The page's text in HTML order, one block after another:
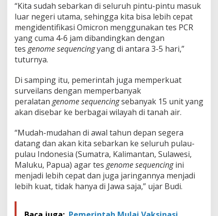
“Kita sudah sebarkan di seluruh pintu-pintu masuk
luar negeri utama, sehingga kita bisa lebih cepat
mengidentifikasi Omicron menggunakan tes PCR
yang cuma 4-6 jam dibandingkan dengan
tes genome sequencingyang di antara 3-5 hari,”
tuturnya.
Di samping itu, pemerintah juga memperkuat
surveilans dengan memperbanyak
peralatan genome sequencingsebanyak 15 unit yang
akan disebar ke berbagai wilayah di tanah air.
“Mudah-mudahan di awal tahun depan segera
datang dan akan kita sebarkan ke seluruh pulau-
pulau Indonesia (Sumatra, Kalimantan, Sulawesi,
Maluku, Papua) agar tes genome sequencingini
menjadi lebih cepat dan juga jaringannya menjadi
lebih kuat, tidak hanya di Jawa saja,” ujar Budi.